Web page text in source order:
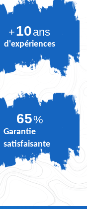
+10ans
d'expériences
81%
Garantie
satisfaisante